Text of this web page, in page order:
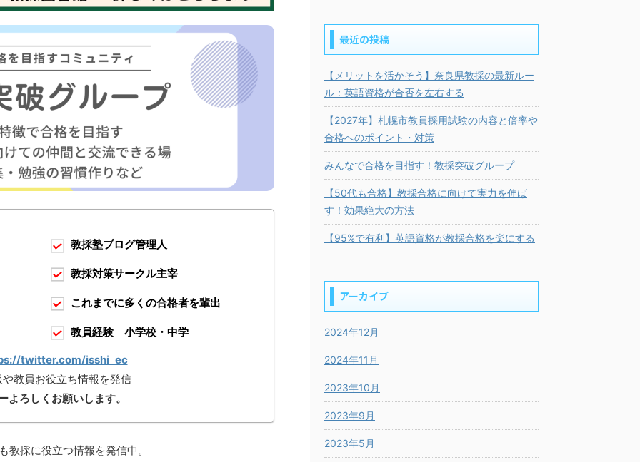
教採塾ブログ管理人
教採対策サークル主宰
これまでに多くの合格者を輩出
教員経験 小学校・中学
twitter.com/isshi_ec
教員お役立ち情報を発信
よろしくお願いします。
教採に役立つ情報を発信中。
最近の投稿
【メリットを活かそう】奈良県教採の最新ルー
ル：英語資格が合否を左右する
【2027年】札幌市教員採用試験の内容と倍率や
合格へのポイント・対策
みんなで合格を目指す！教採突破グループ
【50代も合格】教採合格に向けて実力を伸ば
す！効果絶大の方法
【95%で有利】英語資格が教採合格を楽にする
アーカイブ
2024年12月
2024年11月
2023年10月
2023年9月
2023年5月